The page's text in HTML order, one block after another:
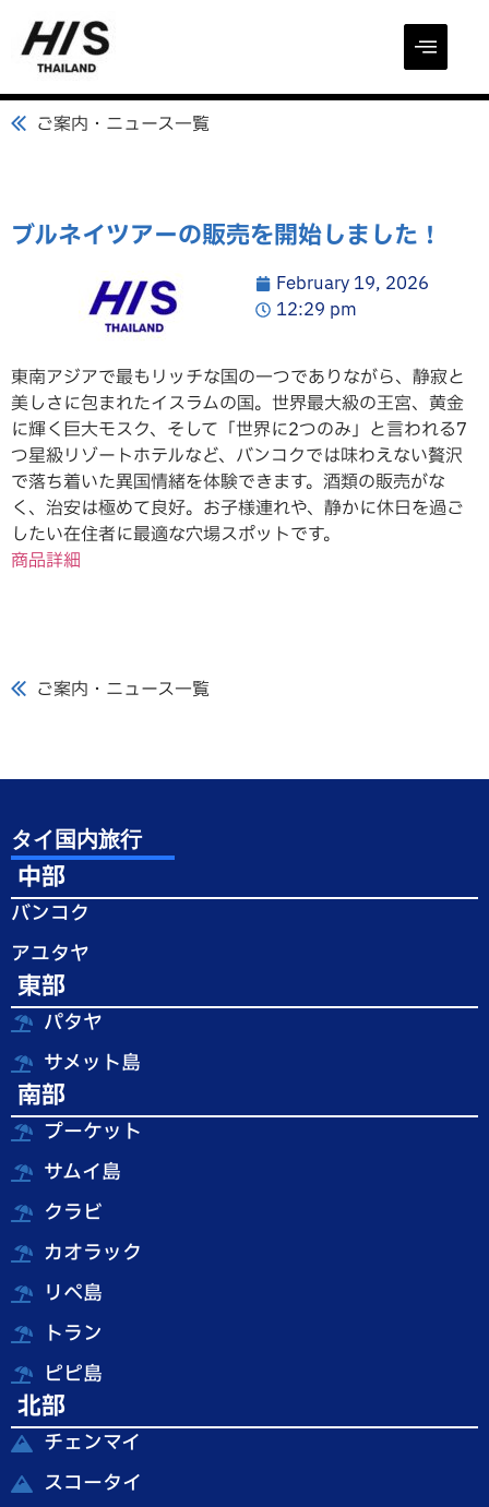
ご案内・ニュース一覧
ブルネイツアーの販売を開始しました！
February 19, 2026
12:29 pm
東南アジアで最もリッチな国の一つでありながら、静寂と
美しさに包まれたイスラムの国。世界最大級の王宮、黄金
に輝く巨大モスク、そして「世界に2つのみ」と言われる7
つ星級リゾートホテルなど、バンコクでは味わえない贅沢
で落ち着いた異国情緒を体験できます。酒類の販売がな
く、治安は極めて良好。お子様連れや、静かに休日を過ご
したい在住者に最適な穴場スポットです。
商品詳細
ご案内・ニュース一覧
タイ国内旅行
中部
バンコク
アユタヤ
東部
パタヤ
サメット島
南部
プーケット
サムイ島
クラビ
カオラック
リペ島
トラン
ピピ島
北部
チェンマイ
スコータイ